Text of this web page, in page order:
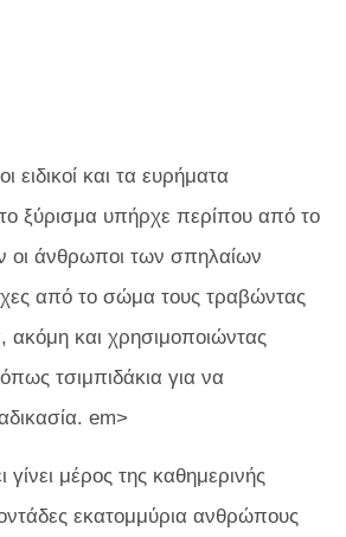
ειδικοί και τα ευρήματα
το ξύρισμα υπήρχε περίπου από το
οι άνθρωποι των σπηλαίων
από το σώμα τους τραβώντας
ακόμη και χρησιμοποιώντας
τσιμπιδάκια για να
em>
γίνει μέρος της καθημερινής
εκατομμύρια ανθρώπους